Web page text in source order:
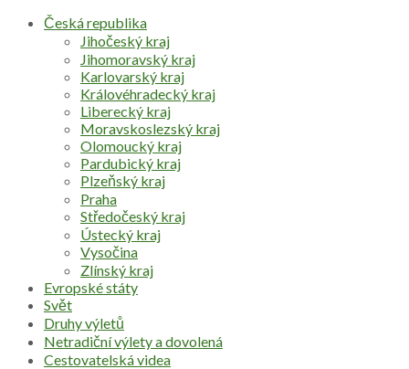
Česká republika
Jihočeský kraj
Jihomoravský kraj
Karlovarský kraj
Královéhradecký kraj
Liberecký kraj
Moravskoslezský kraj
Olomoucký kraj
Pardubický kraj
Plzeňský kraj
Praha
Středočeský kraj
Ústecký kraj
Vysočina
Zlínský kraj
Evropské státy
Svět
Druhy výletů
Netradiční výlety a dovolená
Cestovatelská videa